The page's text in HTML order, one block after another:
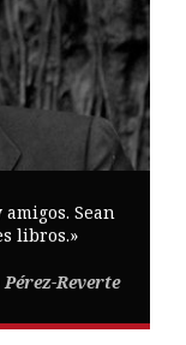
Sean
libros.»
Reverte